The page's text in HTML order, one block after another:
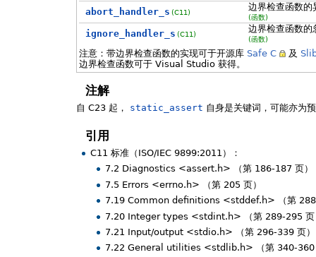
abort_handler_s (C11) 边界检查函数的
(函数)
ignore_handler_s (C11) 边界检查函数的
(函数)
注意：带边界检查函数的实现可于开源库 Safe C 及
边界检查函数可于 Visual Studio 获得。
注解
自 C23 起， static_assert 自身是关键词，可能亦为
引用
C11 标准（ISO/IEC 9899:2011）：
7.2 Diagnostics <assert.h> （第 186-187 页）
7.5 Errors <errno.h> （第 205 页）
7.19 Common definitions <stddef.h> （第 288
7.20 Integer types <stdint.h> （第 289-295 页
7.21 Input/output <stdio.h> （第 296-339 页）
7.22 General utilities <stdlib.h> （第 340-360